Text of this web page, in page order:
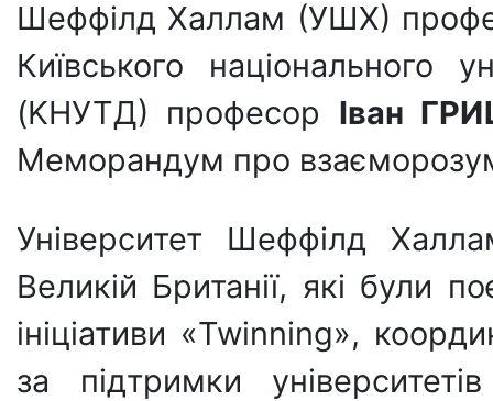
Шеффілд Халлам (УШХ)
Київського національного
(KНУТД) професор Іван
Меморандум про
Університет Шеффілд
Великій Британії, які були
ініціативи «Twinning»,
за підтримки